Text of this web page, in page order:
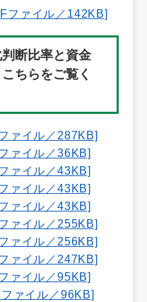
ファイル／142KB]
断比率と資金
ちらをご覧く
ァイル／287KB]
ァイル／36KB]
ァイル／43KB]
ァイル／43KB]
ァイル／43KB]
ァイル／255KB]
ァイル／256KB]
ァイル／247KB]
ァイル／95KB]
ァイル／96KB]